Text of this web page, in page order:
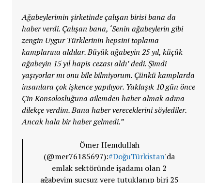
Ağabeylerimin şirketinde çalışan birisi bana da
haber verdi. Çalışan bana, ‘Senin ağabeylerin gibi
zengin Uygur Türklerinin hepsini toplama
kamplarına aldılar. Büyük ağabeyin 25 yıl, küçük
ağabeyin 15 yıl hapis cezası aldı’ dedi. Şimdi
yaşıyorlar mı onu bile bilmiyorum. Çünkü kamplarda
insanlara çok işkence yapılıyor. Yaklaşık 10 gün önce
Çin Konsolosluğuna ailemden haber almak adına
dilekçe verdim. Bana haber vereceklerini söylediler.
Ancak hala bir haber gelmedi.”
Ömer Hemdullah
(@mer76185697):#DoğuTürkistan'da
emlak sektöründe işadamı olan 2
ağabeyim suçsuz yere tutuklanıp biri 25